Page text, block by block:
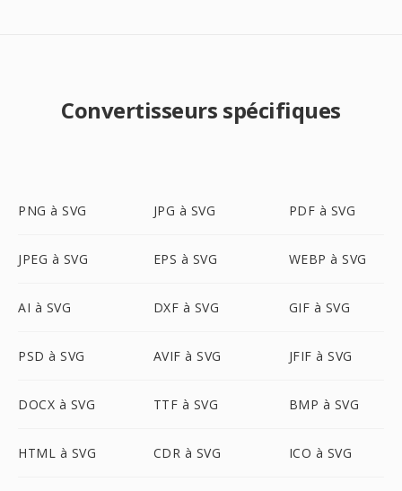
Convertisseurs spécifiques
PNG à SVG JPG à SVG PDF à SVG
JPEG à SVG EPS à SVG WEBP à SVG
AI à SVG DXF à SVG GIF à SVG
PSD à SVG AVIF à SVG JFIF à SVG
DOCX à SVG TTF à SVG BMP à SVG
HTML à SVG CDR à SVG ICO à SVG